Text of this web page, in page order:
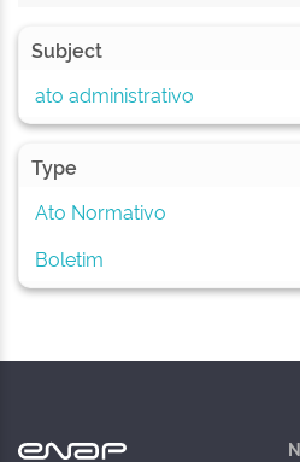
Subject
ato administrativo
Type
Ato Normativo
Boletim